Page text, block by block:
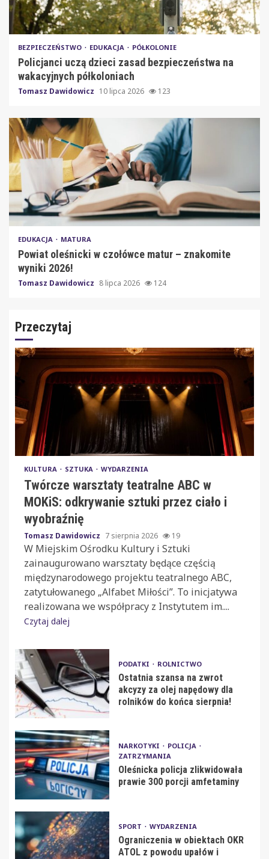
BEZPIECZEŃSTWO EDUKACJA PÓŁKOLONIE
Policjanci uczą dzieci zasad bezpieczeństwa na
wakacyjnych półkoloniach
Tomasz Dawidowicz 10 lipca 2026 123
EDUKACJA MATURA
Powiat oleśnicki w czołówce matur – znakomite
wyniki 2026!
Tomasz Dawidowicz 8 lipca 2026 124
Przeczytaj
KULTURA SZTUKA WYDARZENIA
Twórcze warsztaty teatralne ABC w
MOKiS: odkrywanie sztuki przez ciało i
wyobraźnię
Tomasz Dawidowicz 7 sierpnia 2026 19
W Miejskim Ośrodku Kultury i Sztuki
zainaugurowano warsztaty będące częścią
międzynarodowego projektu teatralnego ABC,
zatytułowanego „Alfabet Miłości”. To inicjatywa
realizowana we współpracy z Instytutem im....
Czytaj dalej
PODATKI ROLNICTWO
Ostatnia szansa na zwrot
akcyzy za olej napędowy dla
rolników do końca sierpnia!
NARKOTYKI
POLICJA
ZATRZYMANIA
Oleśnicka policja zlikwidowała
prawie 300 porcji amfetaminy
SPORT WYDARZENIA
Ograniczenia w obiektach OKR
ATOL z powodu upałów i